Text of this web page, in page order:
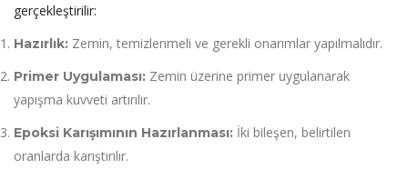
gerçekleştirilir:
Hazırlık: Zemin, temizlenmeli ve gerekli onarımlar yapılmalıdır.
Primer Uygulaması: Zemin üzerine primer uygulanarak
yapışma kuvveti artırılır.
Epoksi Karışımının Hazırlanması: İki bileşen, belirtilen
oranlarda karıştırılır.